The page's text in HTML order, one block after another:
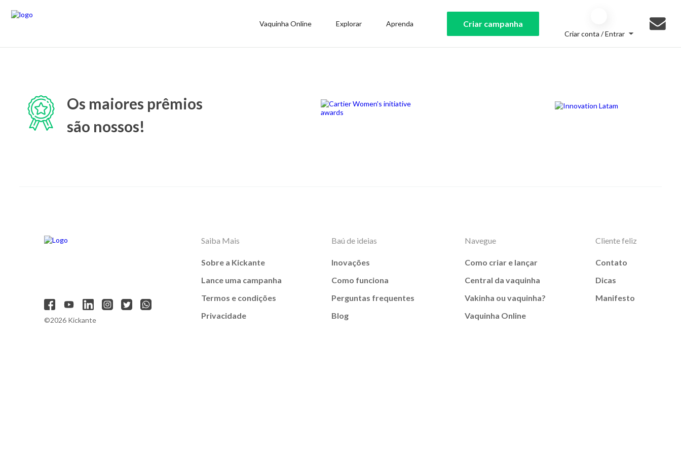
Vaquinha Online Explorar Aprenda Criar campanha
Criar conta / Entrar
Os maiores prêmios
são nossos!
©2026 Kickante
Saiba Mais
Sobre a Kickante
Lance uma campanha
Termos e condições
Privacidade
Baú de ideias
Inovações
Como funciona
Perguntas frequentes
Blog
Navegue
Como criar e lançar
Central da vaquinha
Vakinha ou vaquinha?
Vaquinha Online
Cliente feliz
Contato
Dicas
Manifesto